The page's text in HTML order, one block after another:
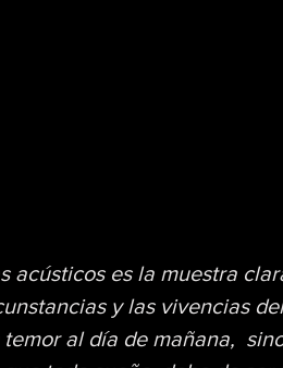
acústicos es la muestra
y las vivencias
al día de mañana,